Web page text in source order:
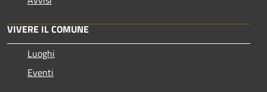
VIVERE IL COMUNE
Luoghi
Eventi